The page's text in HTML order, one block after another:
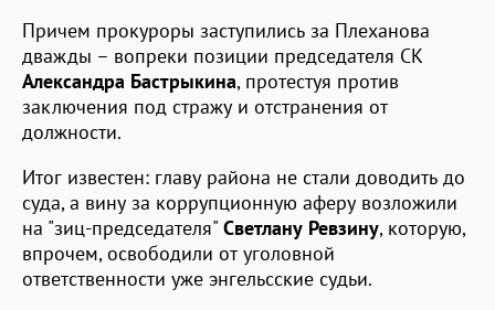
Причем прокуроры заступились за Плеханова
дважды – вопреки позиции председателя СК
Александра Бастрыкина, протестуя против
заключения под стражу и отстранения от
должности.
Итог известен: главу района не стали доводить до
суда, а вину за коррупционную аферу возложили
на "зиц-председателя" Светлану Ревзину, которую,
впрочем, освободили от уголовной
ответственности уже энгельсские судьи.